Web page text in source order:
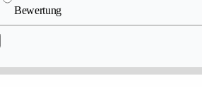
Bewertung